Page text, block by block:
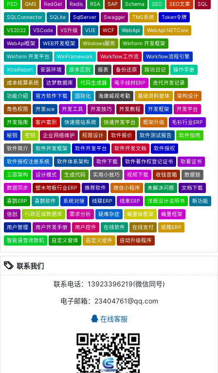
PSD QMS RedGet Redis RSA SAP Schema SEO SEO文章 SQL
SQLConnector SQLite SqlServer Swagger TMS系统 Token令牌
VS2022 VSCode VS升级 VUE WCF WebApi WebApi NETCore
WebApi框架 WEB开发框架 Windows服务 Winform 开发框架
Winform 开发平台 WinFramework Workflow工作流 Workflow流程引擎
XtraReport 安装环境 版本区别 报表 备份还原 踩坑日记 操作手册
成本核算系统 达梦数据库 代码生成器 电子线材ERP 迭代开发记录
功能介绍 官方软件下载 国际化 海康威视考勤 基础资料窗体 架构设计
角色权限 开发sce 开发工具 开发技巧 开发教程 开发框架 开发平台
开发指南 客户案例 快速搭站系统 快速开发平台 框架升级 毛衫行业ERP
秘钥 密钥 企业网络维护 权限设计 软件报价 软件测试报告 软件加壳
软件简介 软件开发框架 软件开发平台 软件开发文档 软件授权
软件授权注册系统 软件体系架构 软件下载 软件著作权登记证书 软著证书
三层架构 设计模式 生成代码 实用小技巧 视频下载 收钱音箱 数据锁
数据同步 塑木地板行业ERP 推荐软件 微信小程序 未解决问题 文档下载
喜鹊ERP 喜鹊软件 系统对接 线联ERP 线束ERP 详细设计说明书 新功能
信创 行政区域数据库 需求分析 疑难杂症 蝇量级框架 蝇量框架
用户管理 用户开发手册 用户控件 在线软件 在线支付 纸箱ERP
智能语音收款机 自定义窗体 自定义组件 自动升级程序
联系我们
联系电话：13923396219(微信同号)
电子邮箱：23404761@qq.com
在线客服